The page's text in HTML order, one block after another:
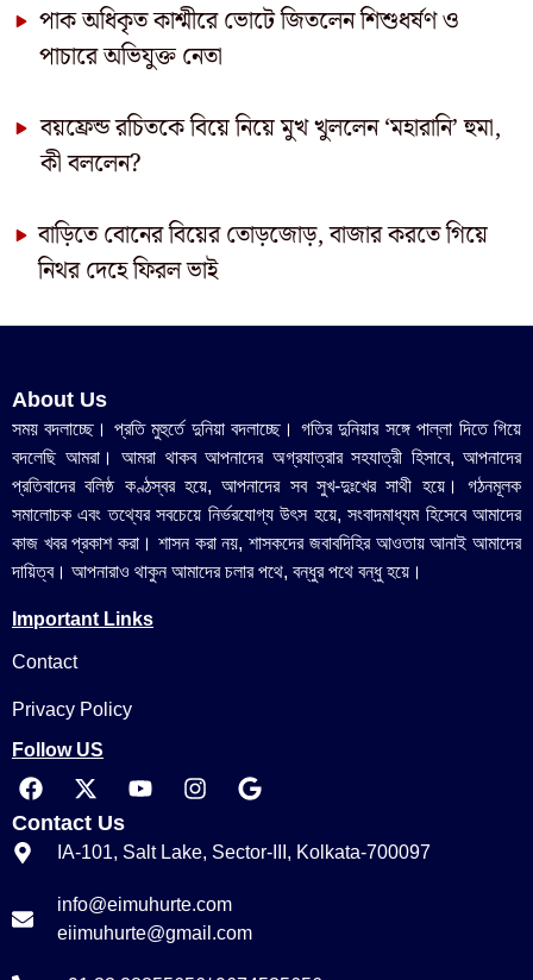
পাক অধিকৃত কাশ্মীরে ভোটে জিতলেন শিশুধর্ষণ ও
পাচারে অভিযুক্ত নেতা
বয়ফ্রেন্ড রচিতকে বিয়ে নিয়ে মুখ খুললেন ‘মহারানি’ হুমা,
কী বললেন?
বাড়িতে বোনের বিয়ের তোড়জোড়, বাজার করতে গিয়ে
নিথর দেহে ফিরল ভাই
About Us
সময় বদলাচ্ছে। প্রতি মুহুর্তে দুনিয়া বদলাচ্ছে। গতির দুনিয়ার সঙ্গে পাল্লা দিতে গিয়ে
বদলেছি আমরা। আমরা থাকব আপনাদের অগ্রযাত্রার সহযাত্রী হিসাবে, আপনাদের
প্রতিবাদের বলিষ্ঠ কণ্ঠস্বর হয়ে, আপনাদের সব সুখ-দুঃখের সাথী হয়ে। গঠনমূলক
সমালোচক এবং তথ্যের সবচেয়ে নির্ভরযোগ্য উ‍ৎস হয়ে, সংবাদমাধ্যম হিসেবে আমাদের
কাজ খবর প্রকাশ করা। শাসন করা নয়, শাসকদের জবাবদিহির আওতায় আনাই আমাদের
দায়িত্ব। আপনারাও থাকুন আমাদের চলার পথে, বন্ধুর পথে বন্ধু হয়ে।
Important Links
Contact
Privacy Policy
Follow US
Contact Us
IA-101, Salt Lake, Sector-III, Kolkata-700097
info@eimuhurte.com
eiimuhurte@gmail.com